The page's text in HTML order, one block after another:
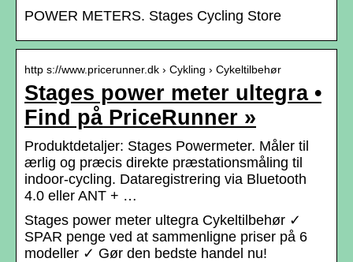
POWER METERS. Stages Cycling Store
http s://www.pricerunner.dk › Cykling › Cykeltilbehør
Stages power meter ultegra •
Find på PriceRunner »
Produktdetaljer: Stages Powermeter. Måler til
ærlig og præcis direkte præstationsmåling til
indoor-cycling. Dataregistrering via Bluetooth
4.0 eller ANT + …
Stages power meter ultegra Cykeltilbehør ✓
SPAR penge ved at sammenligne priser på 6
modeller ✓ Gør den bedste handel nu!